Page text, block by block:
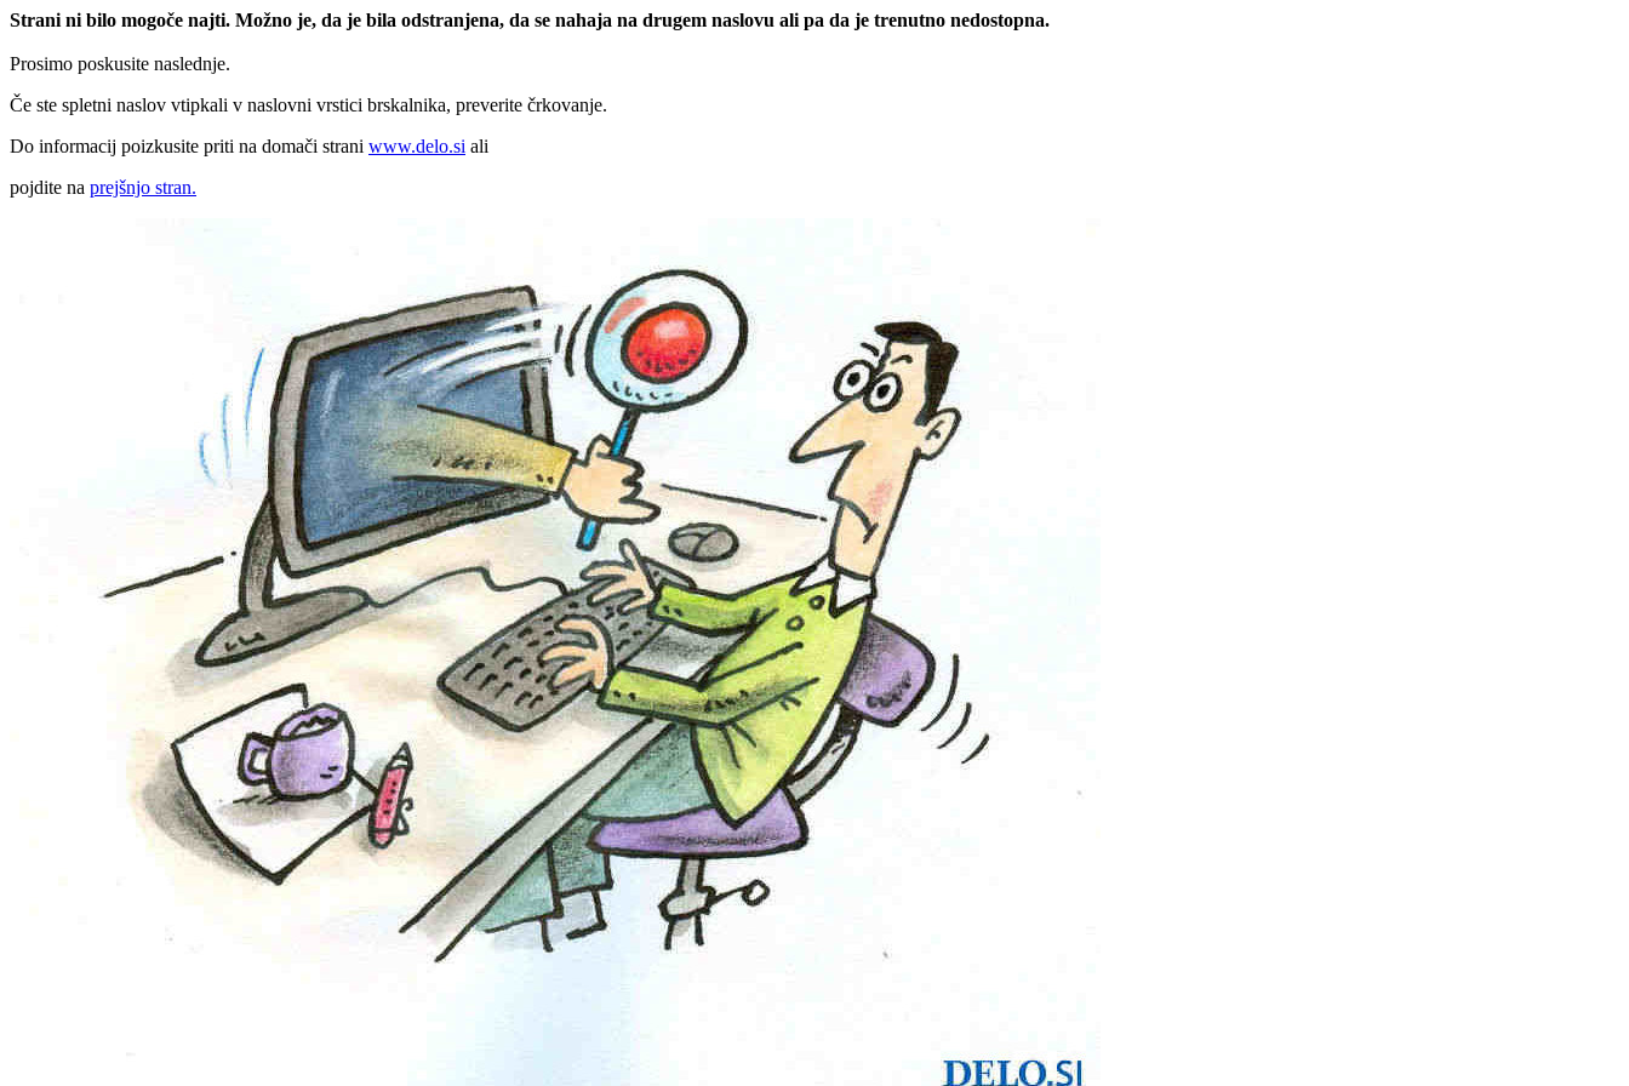
Strani ni bilo mogoče najti. Možno je, da je bila odstranjena, da se nahaja na drugem naslovu ali pa da je trenutno nedostopna.
Prosimo poskusite naslednje.
Če ste spletni naslov vtipkali v naslovni vrstici brskalnika, preverite črkovanje.
Do informacij poizkusite priti na domači strani www.delo.si ali
pojdite na prejšnjo stran.